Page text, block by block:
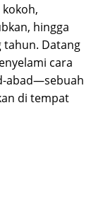
hingga
tahun. Datang
cara
abad—sebuah
di tempat